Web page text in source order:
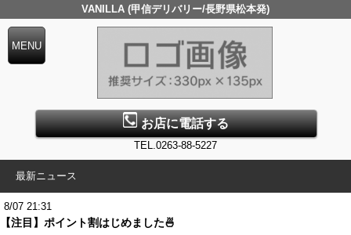
VANILLA (甲信デリバリー/長野県松本発)
お店に電話する
TEL.0263-88-5227
最新ニュース
8/07 21:31
【注目】ポイント割はじめました🍜